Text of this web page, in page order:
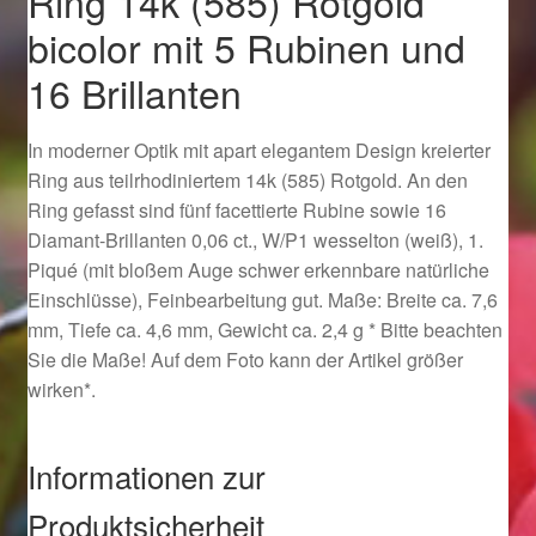
Ostergeschenke finden für Ostern 2019
Ostergeschenke finden für Ostern 2020
Ostergeschenke finden für Ostern 2021
Ostergeschenke finden für Ostern 2022
Partner
Shop
Startseite
bicolor mit 5 Rubinen und
16 Brillanten
In moderner Optik mit apart elegantem Design kreierter
Ring aus teilrhodiniertem 14k (585) Rotgold. An den
Ring gefasst sind fünf facettierte Rubine sowie 16
Diamant-Brillanten 0,06 ct., W/P1 wesselton (weiß), 1.
Piqué (mit bloßem Auge schwer erkennbare natürliche
Einschlüsse), Feinbearbeitung gut. Maße: Breite ca. 7,6
mm, Tiefe ca. 4,6 mm, Gewicht ca. 2,4 g * Bitte beachten
Sie die Maße! Auf dem Foto kann der Artikel größer
wirken*.
Informationen zur
Produktsicherheit